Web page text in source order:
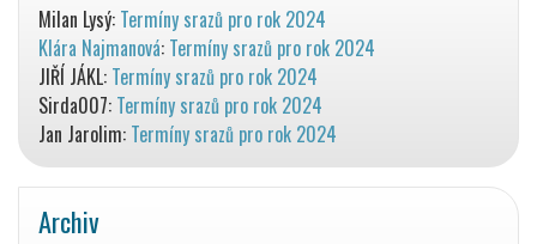
Milan Lysý: Termíny srazů pro rok 2024
Klára Najmanová: Termíny srazů pro rok 2024
JIŘÍ JÁKL: Termíny srazů pro rok 2024
Sirda007: Termíny srazů pro rok 2024
Jan Jarolim: Termíny srazů pro rok 2024
Archiv